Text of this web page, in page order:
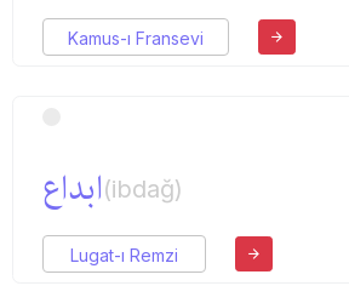
Kamus-ı Fransevi
ابداع(ibdağ)
Lugat-ı Remzi